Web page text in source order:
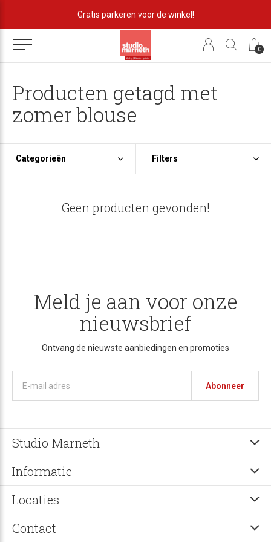
0
Gratis parkeren voor de winkel!
Producten getagd met
zomer blouse
Categorieën Filters
Geen producten gevonden!
Meld je aan voor onze
nieuwsbrief
Ontvang de nieuwste aanbiedingen en promoties
Abonneer
Studio Marneth
Informatie
Locaties
Contact